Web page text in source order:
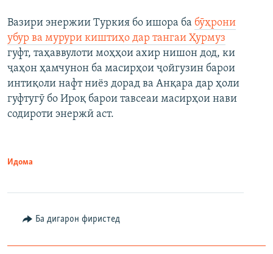
Вазири энержии Туркия бо ишора ба бӯҳрони
убур ва мурури киштиҳо дар тангаи Ҳурмуз
гуфт, таҳаввулоти моҳҳои ахир нишон дод, ки
ҷаҳон ҳамчунон ба масирҳои ҷойгузин барои
интиқоли нафт ниёз дорад ва Анқара дар ҳоли
гуфтугӯ бо Ироқ барои тавсеаи масирҳои нави
содироти энержӣ аст.
Идома
Ба дигарон фиристед